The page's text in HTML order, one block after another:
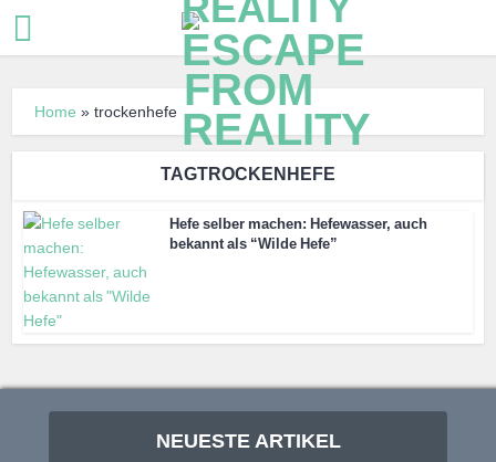
Home »trockenhefe
TAGTROCKENHEFE
Hefe selber machen: Hefewasser, auch
bekannt als “Wilde Hefe”
NEUESTE ARTIKEL